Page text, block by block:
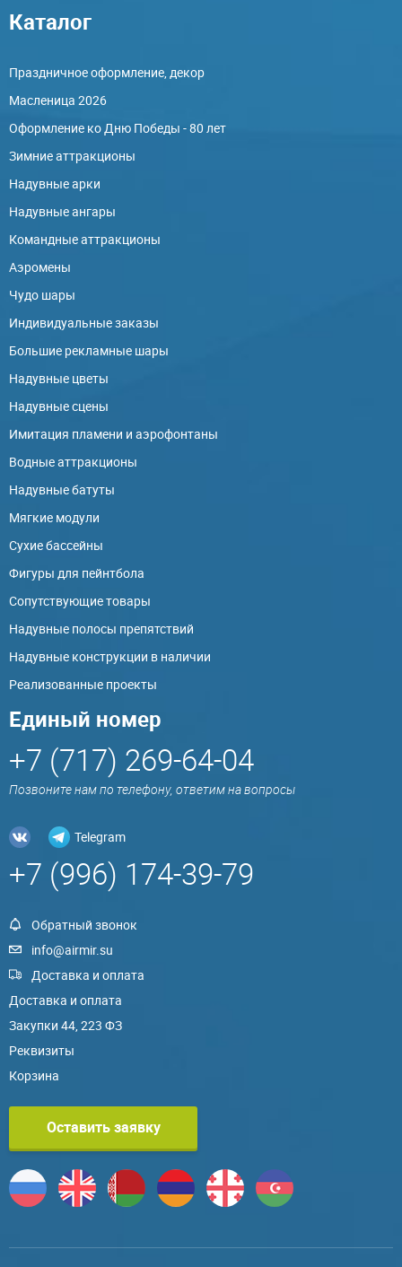
Каталог
Праздничное оформление, декор
Масленица 2026
Оформление ко Дню Победы - 80 лет
Зимние аттракционы
Надувные арки
Надувные ангары
Командные аттракционы
Аэромены
Чудо шары
Индивидуальные заказы
Большие рекламные шары
Надувные цветы
Надувные сцены
Имитация пламени и аэрофонтаны
Водные аттракционы
Надувные батуты
Мягкие модули
Сухие бассейны
Фигуры для пейнтбола
Сопутствующие товары
Надувные полосы препятствий
Надувные конструкции в наличии
Реализованные проекты
Единый номер
+7 (717) 269-64-04
Позвоните нам по телефону, ответим на вопросы
Telegram
+7 (996) 174-39-79
Обратный звонок
info@airmir.su
Доставка и оплата
Доставка и оплата
Закупки 44, 223 ФЗ
Реквизиты
Корзина
Оставить заявку